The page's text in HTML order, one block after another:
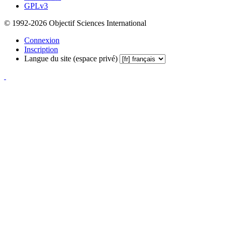
GPLv3
© 1992-2026 Objectif Sciences International
Connexion
Inscription
Langue du site (espace privé)